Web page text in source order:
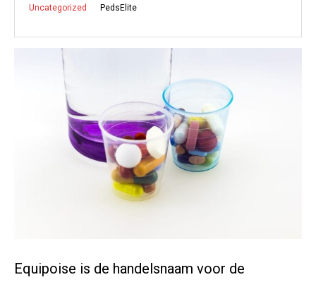
Uncategorized PedsElite
Equipoise is de handelsnaam voor de